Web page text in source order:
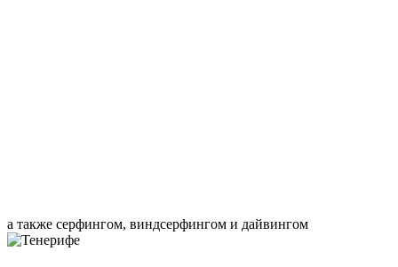
а также серфингом, виндсерфингом и дайвингом